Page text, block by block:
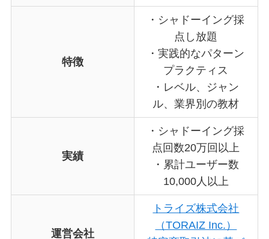
特徴
・シャドーイング採
点し放題
・実践的なパターン
プラクティス
・レベル、ジャン
ル、業界別の教材
実績
・シャドーイング採
点回数20万回以上
・累計ユーザー数
10,000人以上
運営会社
トライズ株式会社
（TORAIZ Inc.）